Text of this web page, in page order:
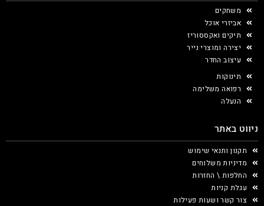
משחקים
אביזרי אוכל
תיקים ואקססוריז
יצירה ומוצרי נייר
עיצוב החדר
תינוקות
רפואה משלימה
הנעלה
ניווט באתר
תקנון ותנאי שימוש
מדיניות משלוחים
החלפות \ החזרות
עגלת קניות
צור קשר ושעות פעילות